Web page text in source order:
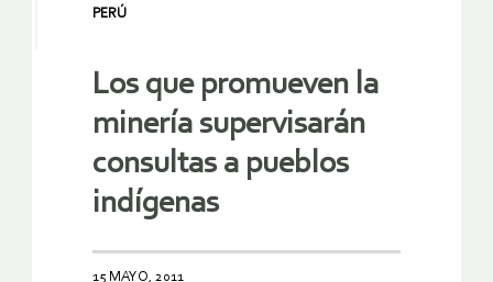
PERÚ
Los que promueven la
minería supervisarán
consultas a pueblos
indígenas
15 MAYO, 2011